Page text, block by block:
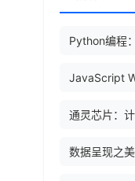
JavaScript
数据呈现之